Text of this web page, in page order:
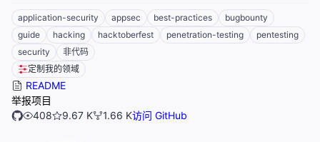
application-security appsec best-practices
bugbounty
guide
hacking hacktoberfest penetration-testing
pentesting
security
非代码
定制我的领域
README
举报项目
408
9.67 K 1.66 K访问 GitHub